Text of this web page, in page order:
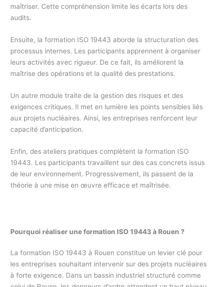
maîtriser. Cette compréhension limite les écarts lors des
audits.
Ensuite, la formation ISO 19443 aborde la structuration des
processus internes. Les participants apprennent à organiser
leurs activités avec rigueur. De ce fait, ils améliorent la
maîtrise des opérations et la qualité des prestations.
Un autre module traite de la gestion des risques et des
exigences critiques. Il met en lumière les points sensibles liés
aux projets nucléaires. Ainsi, les entreprises renforcent leur
capacité d’anticipation.
Enfin, des ateliers pratiques complètent la formation ISO
19443. Les participants travaillent sur des cas concrets issus
de leur environnement. Progressivement, ils passent de la
théorie à une mise en œuvre efficace et maîtrisée.
Pourquoi réaliser une formation ISO 19443 à Rouen ?
La formation ISO 19443 à Rouen constitue un levier clé pour
les entreprises souhaitant intervenir sur des projets nucléaires
à forte exigence. Dans un bassin industriel structuré comme